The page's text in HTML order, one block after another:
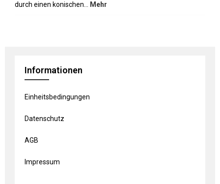
durch einen konischen… Mehr
Informationen
Einheitsbedingungen
Datenschutz
AGB
Impressum